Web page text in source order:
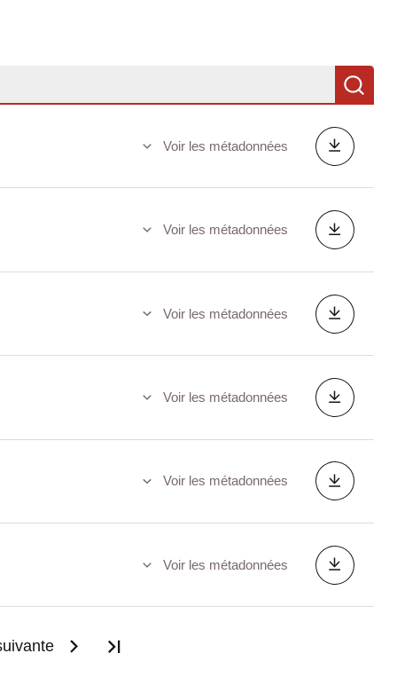
Voir les métadonnées
Voir les métadonnées
Voir les métadonnées
Voir les métadonnées
Voir les métadonnées
Voir les métadonnées